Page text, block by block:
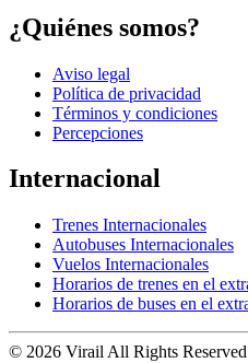
¿Quiénes somos?
Aviso legal
Política de privacidad
Términos y condiciones
Percepciones
Internacional
Trenes Internacionales
Autobuses Internacionales
Vuelos Internacionales
Horarios de trenes en el
Horarios de buses en el
© 2026 Virail All Rights